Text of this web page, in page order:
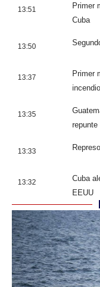
13:51
Primer
Cuba
13:50
13:37
Primer
13:35
13:33
13:32
Cuba
EEUU